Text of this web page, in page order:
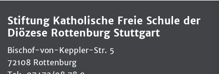
Stiftung Katholische Freie Schule der
Diözese Rottenburg Stuttgart
Bischof-von-Keppler-Str. 5
72108 Rottenburg